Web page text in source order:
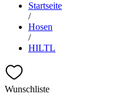
Startseite
/
Hosen
/
HILTL
Wunschliste